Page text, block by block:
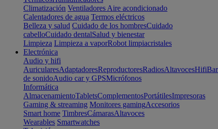
Climatización Ventiladores Aire acondicionado
Calentadores de agua Termos eléctricos
Belleza y salud Cuidado de los hombresCuidado
cabelloCuidado dentalSalud y bienestar
Limpieza Limpieza a vaporRobot limpiacristales
Electrónica
Audio y hifi
AuricularesAdaptadoresReproductoresRadiosAltavocesHifi
de sonidoAudio car y GPSMicrófonos
Informática
AlmacenamientoTabletsComplementosPortátilesImpresoras
Gaming & streaming Monitores gamingAccesorios
Smart home TimbresCámarasAltavoces
Wearables Smartwatches